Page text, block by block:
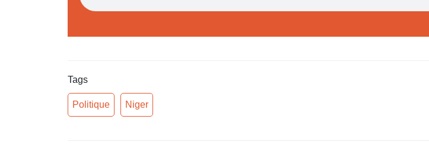
Tags
Politique Niger